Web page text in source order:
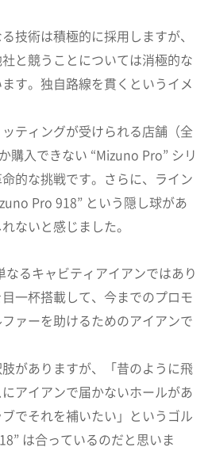
技術は積極的に採用しますが、
と競うことについては消極的な
す。独自路線を貫くというイメ
ティングが受けられる店舗（全
購入できない “Mizuno Pro” シリ
的な挑戦です。さらに、ライン
Pro 918” という隠し球があ
ないと感じました。
るキャビティアイアンではあり
一杯搭載して、今までのプロモ
ァーを助けるためのアイアンで
がありますが、「昔のように飛
アイアンで届かないホールがあ
でそれを補いたい」というゴル
は合っているのだと思いま